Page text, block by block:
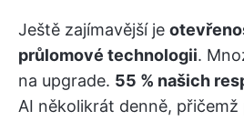
Ještě zajímavější je
průlomové technologii.
na upgrade. 55 % našich
AI několikrát denně,